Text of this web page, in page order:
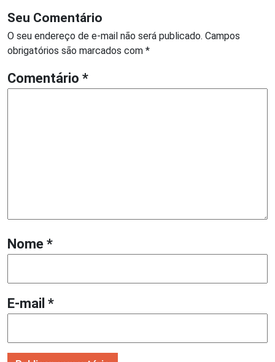
Seu Comentário
O seu endereço de e-mail não será publicado. Campos
obrigatórios são marcados com *
Comentário *
Nome *
E-mail *